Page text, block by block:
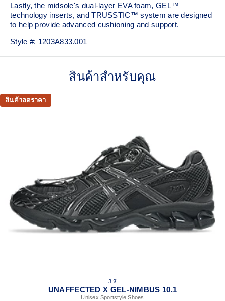
Lastly, the midsole's dual-layer EVA foam, GEL™
technology inserts, and TRUSSTIC™ system are designed
to help provide advanced cushioning and support.
Style #: 1203A833.001
สินค้าสำหรับคุณ
สินค้าลดราคา
3 สี
UNAFFECTED X GEL-NIMBUS 10.1
Unisex Sportstyle Shoes